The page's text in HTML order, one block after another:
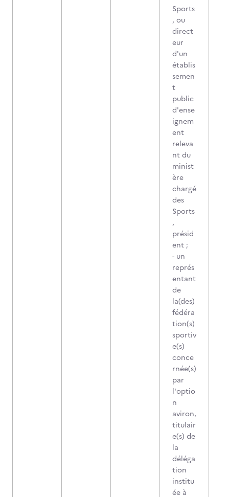
Sports
, ou
direct
eur
d'un
établis
semen
t
public
d'ense
ignem
ent
releva
nt du
minist
ère
chargé
des
Sports
,
présid
ent ;
- un
représ
entant
de
la(des)
fédéra
tion(s)
sportiv
e(s)
conce
rnée(s)
par
l'optio
n
aviron,
titulair
e(s) de
la
déléga
tion
institu
ée à